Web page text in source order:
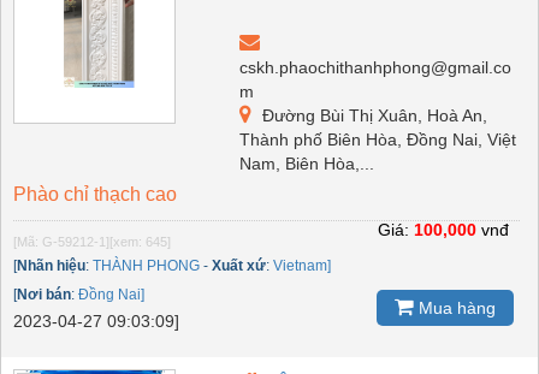
cskh.phaochithanhphong@gmail.co
m
Đường Bùi Thị Xuân, Hoà An,
Thành phố Biên Hòa, Đồng Nai, Việt
Nam, Biên Hòa,...
Phào chỉ thạch cao
[Mã: G-59212-1] [xem: 645]
[Nhãn hiệu: THÀNH PHONG - Xuất xứ: Vietnam]
[Nơi bán: Đồng Nai]
2023-04-27 09:03:09]
Giá: 100,000 vnđ
Mua hàng